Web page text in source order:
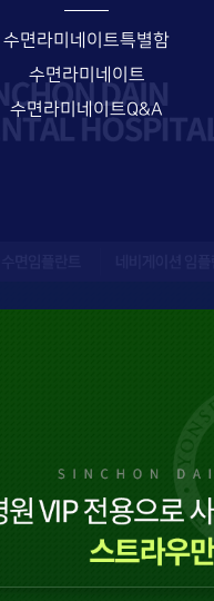
수면라미네이트특별함
수면라미네이트
수면라미네이트Q&A